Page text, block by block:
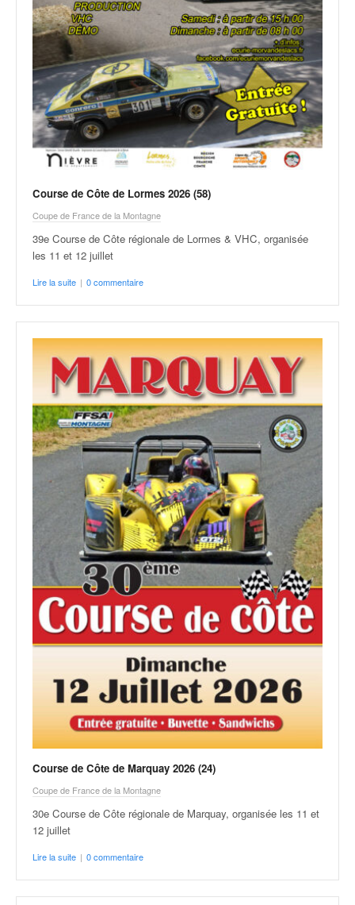
Course de Côte de Lormes 2026 (58)
Coupe de France de la Montagne
39e Course de Côte régionale de Lormes & VHC, organisée
les 11 et 12 juillet
Lire la suite | 0 commentaire
Course de Côte de Marquay 2026 (24)
Coupe de France de la Montagne
30e Course de Côte régionale de Marquay, organisée les 11 et
12 juillet
Lire la suite | 0 commentaire